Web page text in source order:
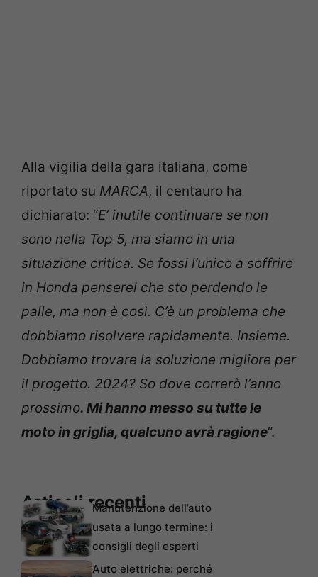
Alla vigilia della gara italiana, come
riportato su MARCA, il centauro ha
dichiarato: “E’ inutile continuare se non
sono nella Top 5, ma siamo in una
situazione critica. Se fossi l’unico a soffrire
in Honda penserei che sto perdendo le
palle, ma non è così. C’è un problema che
dobbiamo risolvere rapidamente. Insieme.
Dobbiamo trovare la soluzione migliore per
il progetto. 2024? So dove correrò l’anno
prossimo. Mi hanno messo su tutte le
moto in griglia, qualcuno avrà ragione“.
Articoli recentiManutenzione dell’auto
usata a lungo termine: i
consigli degli esperti
Auto elettriche: perché